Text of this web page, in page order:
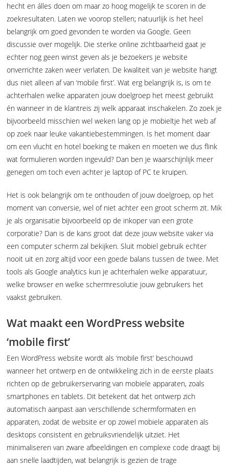
hecht en álles doen om maar zo hoog mogelijk te scoren in de
zoekresultaten. Laten we voorop stellen; natuurlijk is het heel
belangrijk om goed gevonden te worden via Google. Geen
discussie over mogelijk. Die sterke online zichtbaarheid gaat je
echter nog geen winst geven als je bezoekers je website
onverrichte zaken weer verlaten. De kwaliteit van je website hangt
dus niet alleen af van ‘mobile first’. Wat erg belangrijk is, is om te
achterhalen welke apparaten jouw doelgroep het meest gebruikt
én wanneer in de klantreis zij welk apparaat inschakelen. Zo zoek je
bijvoorbeeld misschien wel weken lang op je mobieltje het web af
op zoek naar leuke vakantiebestemmingen. Is het moment daar
om een vlucht en hotel boeking te maken en moeten we dus flink
wat formulieren worden ingevuld? Dan ben je waarschijnlijk meer
genegen om toch even achter je laptop of PC te kruipen.
Het is ook belangrijk om te onthouden of jouw doelgroep, op het
moment van conversie, wel of niet achter een groot scherm zit. Mik
je als organisatie bijvoorbeeld op de inkoper van een grote
corporatie? Dan is de kans groot dat deze jouw website vaker via
een computer scherm zal bekijken. Sluit mobiel gebruik echter
nooit uit en zorg altijd voor een goede balans tussen de twee. Met
tools als Google analytics kun je achterhalen welke apparatuur,
welke browser en welke schermresolutie jouw gebruikers het
vaakst gebruiken.
Wat maakt een WordPress website
‘mobile first’
Een WordPress website wordt als ‘mobile first’ beschouwd
wanneer het ontwerp en de ontwikkeling zich in de eerste plaats
richten op de gebruikerservaring van mobiele apparaten, zoals
smartphones en tablets. Dit betekent dat het ontwerp zich
automatisch aanpast aan verschillende schermformaten en
apparaten, zodat de website er op zowel mobiele apparaten als
desktops consistent en gebruiksvriendelijk uitziet. Het
minimaliseren van zware afbeeldingen en complexe code draagt bij
aan snelle laadtijden, wat belangrijk is gezien de trage